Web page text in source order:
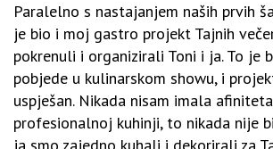
Paralelno s nastajanjem naših prvih
je bio i moj gastro projekt Tajnih
pokrenuli i organizirali Toni i ja. To je
pobjede u kulinarskom showu, i
uspješan. Nikada nisam imala
profesionalnoj kuhinji, to nikada nije